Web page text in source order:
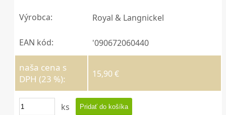
Výrobca: Royal & Langnickel
EAN kód: '090672060440
naša cena s
DPH (23 %):
15,90 €
ks